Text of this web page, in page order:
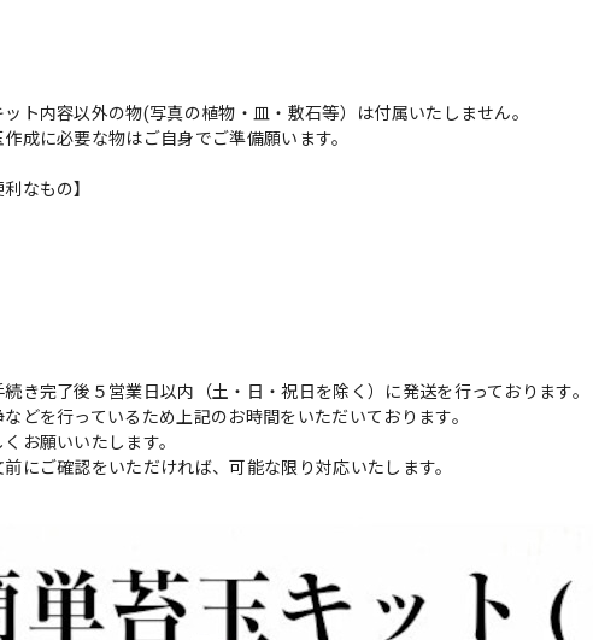
ト内容以外の物(写真の植物・皿・敷石等）は付属いたしません。
成に必要な物はご自身でご準備願います。
なもの】
き完了後５営業日以内（土・日・祝日を除く）に発送を行っております。
どを行っているため上記のお時間をいただいております。
お願いいたします。
にご確認をいただければ、可能な限り対応いたします。